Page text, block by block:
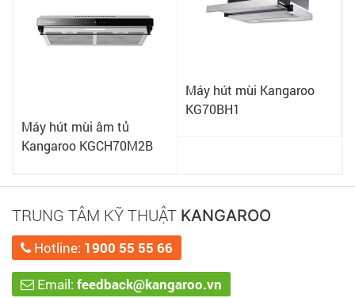
Máy hút mùi âm tủ
Kangaroo KGCH70M2B
Máy hút mùi Kangaroo
KG70BH1
TRUNG TÂM KỸ THUẬT KANGAROO
Hotline: 1900 55 55 66
Email: feedback@kangaroo.vn